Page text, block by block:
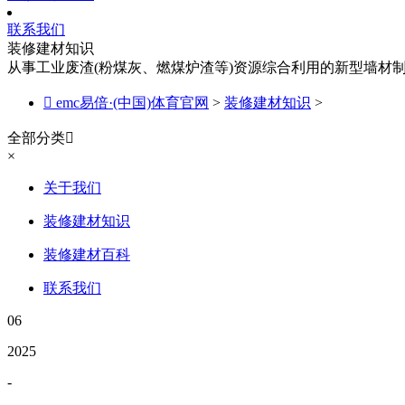
联系我们
装修建材知识
从事工业废渣(粉煤灰、燃煤炉渣等)资源综合利用的新型墙材
 emc易倍·(中国)体育官网 > 装修建材知识 >
全部分类
×
关于我们
装修建材知识
装修建材百科
联系我们
06
2025
-